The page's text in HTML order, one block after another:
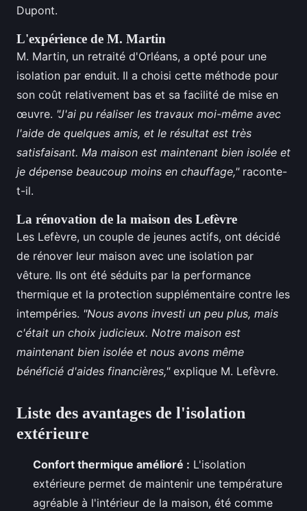
Dupont.
L'expérience de M. Martin
M. Martin, un retraité d'Orléans, a opté pour une
isolation par enduit. Il a choisi cette méthode pour
son coût relativement bas et sa facilité de mise en
œuvre. "J'ai pu réaliser les travaux moi-même avec
l'aide de quelques amis, et le résultat est très
satisfaisant. Ma maison est maintenant bien isolée et
je dépense beaucoup moins en chauffage,"raconte-
t-il.
La rénovation de la maison des Lefèvre
Les Lefèvre, un couple de jeunes actifs, ont décidé
de rénover leur maison avec une isolation par
vêture. Ils ont été séduits par la performance
thermique et la protection supplémentaire contre les
intempéries. "Nous avons investi un peu plus, mais
c'était un choix judicieux. Notre maison est
maintenant bien isolée et nous avons même
bénéficié d'aides financières,"explique M. Lefèvre.
Liste des avantages de l'isolation
extérieure
Confort thermique amélioré : L'isolation
extérieure permet de maintenir une température
agréable à l'intérieur de la maison, été comme